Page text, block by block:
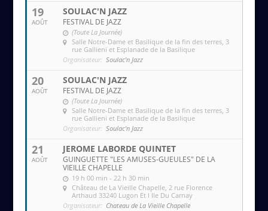
19
AOÛT
SOULAC'N JAZZ
FESTIVAL DE JAZZ
(Toute La Journée)
Salle Notre-Dame et Basilique de la fin des terres, 3
rue Gallieni et Esplanade de la Basilique
Organisateur: Soulac'n Jazz
20
AOÛT
SOULAC'N JAZZ
FESTIVAL DE JAZZ
(Toute La Journée)
Salle Notre-Dame et Basilique de la fin des terres, 3
rue Gallieni et Esplanade de la Basilique
Organisateur: Soulac'n Jazz
21
AOÛT
JEROME LABORDE QUINTET
GUINGUETTE "LES AMUSES-GUEULES" DE LA
VIEILLE CHAPELLE
19 h 00 min - 22 h 30 min
Château de La Vieille Chapelle, 2 rue Florence
Arthaud 33240 Lugon Et l Ile Du Carnay
Organisateur: Chateau de La Vieille Chapelle